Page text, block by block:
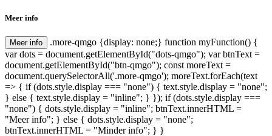
Meer info
Meer info
.more-qmgo {display: none;} function myFunction() {
var dots = document.getElementById("dots-qmgo"); var btnText =
document.getElementById("btn-qmgo"); const moreText =
document.querySelectorAll('.more-qmgo'); moreText.forEach(text
=> { if (dots.style.display === "none") { text.style.display = "none";
} else { text.style.display = "inline"; } }); if (dots.style.display ===
"none") { dots.style.display = "inline"; btnText.innerHTML =
"Meer info"; } else { dots.style.display = "none";
btnText.innerHTML = "Minder info"; } }